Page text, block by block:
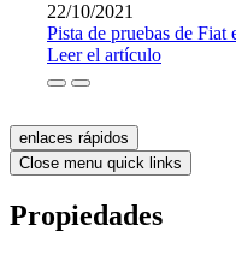
22/10/2021
Pista de pruebas de Fiat
Leer el artículo
enlaces rápidos
Close menu quick links
Propiedades